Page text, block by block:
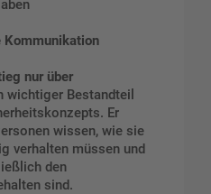
Kommunikation
nur über
wichtiger Bestandteil
Er
wissen, wie sie
verhalten müssen und
den
sind.